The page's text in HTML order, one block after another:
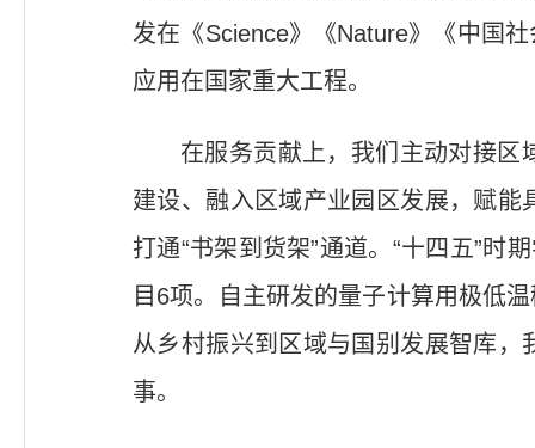
发在《Science》《Nature》《中国
应用在国家重大工程。
在服务贡献上，我们主动对接区
建设、融入区域产业园区发展，赋
打通“书架到货架”通道。“十四五”时
目6项。自主研发的量子计算用极低
从乡村振兴到区域与国别发展智库
事。